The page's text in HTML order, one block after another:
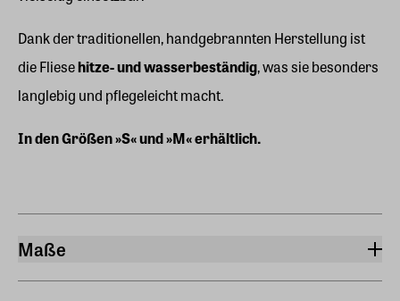
Dank der traditionellen, handgebrannten Herstellung ist
die Fliesehitze- und wasserbeständig, was sie besonders
langlebig und pflegeleicht macht.
In den Größen »S« und »M« erhältlich.
Maße